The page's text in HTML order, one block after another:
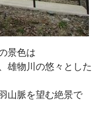
景色は
物川の悠々とした
山脈を望む絶景で